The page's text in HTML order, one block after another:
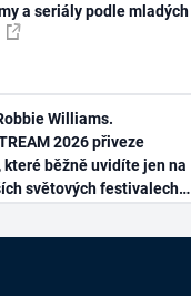
a seriály podle mladých
Williams.
2026 přiveze
které běžně uvidíte jen na
světových festivalech